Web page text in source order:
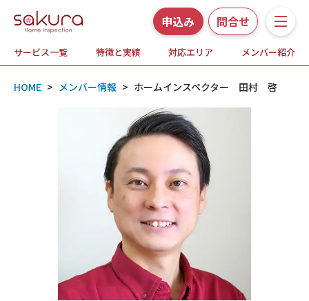
申込み 問合せ
サービス一覧 特徴と実績 対応エリア メンバー紹介
サービス一覧
ホームインスペクションとは
お知らせ・プレスリリース
HOME > メンバー情報 > ホームインスペクター 田村 啓